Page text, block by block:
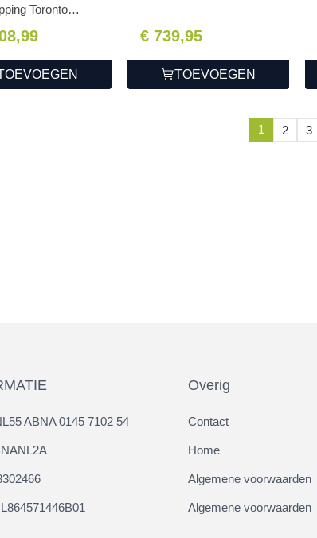
Toronto
€ 739,95
TOEVOEGEN
1 2 3
ABNA 0145 7102 54
Overig
Contact
Home
Algemene voorwaarden
Algemene voorwaarden